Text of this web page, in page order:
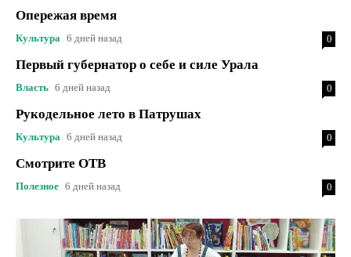
Опережая время
Культура 6 дней назад 0
Первый губернатор о себе и силе Урала
Власть 6 дней назад 0
Рукодельное лето в Патрушах
Культура 6 дней назад 0
Смотрите ОТВ
Полезное 6 дней назад 0